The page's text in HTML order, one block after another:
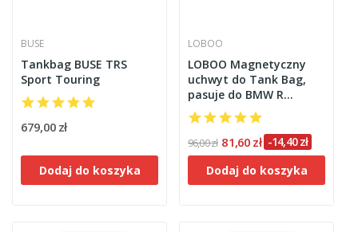
BUSE
Tankbag BUSE TRS
Sport Touring
679,00 zł
Dodaj do koszyka
LOBOO
LOBOO Magnetyczny
uchwyt do Tank Bag,
pasuje do BMW R
1300GS
96,00 zł 81,60 zł -14,40 zł
Dodaj do koszyka